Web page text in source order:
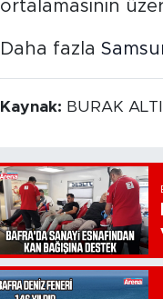
ortalamasının
Daha fazla
Kaynak: BURAK